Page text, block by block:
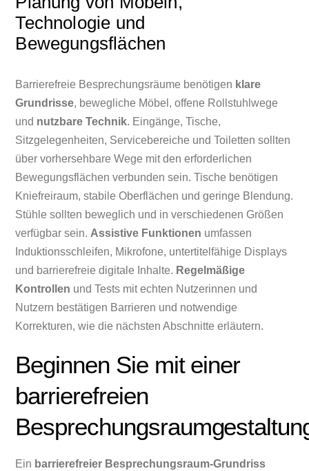
Technologie und
Bewegungsflächen
Barrierefreie Besprechungsräume benötigen klare
Grundrisse, bewegliche Möbel, offene Rollstuhlwege
und nutzbare Technik. Eingänge, Tische,
Sitzgelegenheiten, Servicebereiche und Toiletten sollten
über vorhersehbare Wege mit den erforderlichen
Bewegungsflächen verbunden sein. Tische benötigen
Kniefreiraum, stabile Oberflächen und geringe Blendung.
Stühle sollten beweglich und in verschiedenen Größen
verfügbar sein. Assistive Funktionen umfassen
Induktionsschleifen, Mikrofone, untertitelfähige Displays
und barrierefreie digitale Inhalte. Regelmäßige
Kontrollen und Tests mit echten Nutzerinnen und
Nutzern bestätigen Barrieren und notwendige
Korrekturen, wie die nächsten Abschnitte erläutern.
Beginnen Sie mit einer
barrierefreien
Ein barrierefreier Besprechungsraum-Grundriss